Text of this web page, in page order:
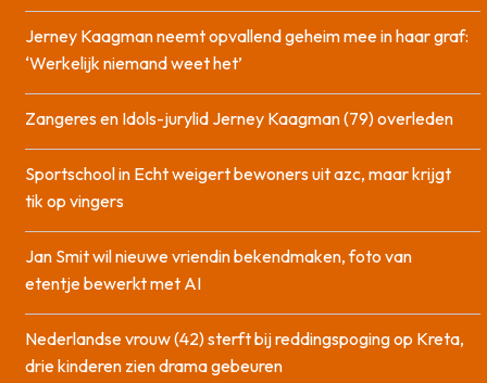
Jerney Kaagman neemt opvallend geheim mee in haar graf:
‘Werkelijk niemand weet het’
Zangeres en Idols-jurylid Jerney Kaagman (79) overleden
Sportschool in Echt weigert bewoners uit azc, maar krijgt
tik op vingers
Jan Smit wil nieuwe vriendin bekendmaken, foto van
etentje bewerkt met AI
Nederlandse vrouw (42) sterft bij reddingspoging op Kreta,
drie kinderen zien drama gebeuren